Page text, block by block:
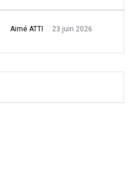
Aimé ATTI 23 juin 2026